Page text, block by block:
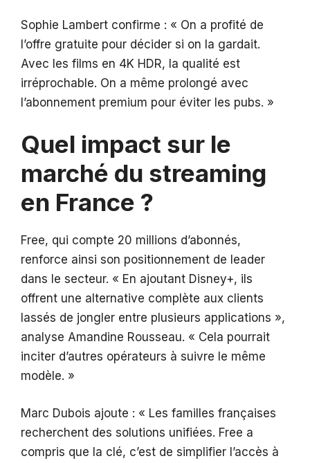
Sophie Lambert confirme : « On a profité de
l’offre gratuite pour décider si on la gardait.
Avec les films en 4K HDR, la qualité est
irréprochable. On a même prolongé avec
l’abonnement premium pour éviter les pubs. »
Quel impact sur le
marché du streaming
en France ?
Free, qui compte 20 millions d’abonnés,
renforce ainsi son positionnement de leader
dans le secteur. « En ajoutant Disney+, ils
offrent une alternative complète aux clients
lassés de jongler entre plusieurs applications »,
analyse Amandine Rousseau. « Cela pourrait
inciter d’autres opérateurs à suivre le même
modèle. »
Marc Dubois ajoute : « Les familles françaises
recherchent des solutions unifiées. Free a
compris que la clé, c’est de simplifier l’accès à